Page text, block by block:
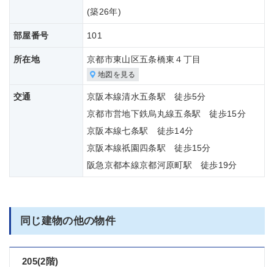
(築26年)
部屋番号 101
所在地 京都市東山区五条橋東４丁目
地図を見る
交通
京阪本線清水五条駅 徒歩5分
京都市営地下鉄烏丸線五条駅 徒歩15分
京阪本線七条駅 徒歩14分
京阪本線祇園四条駅 徒歩15分
阪急京都本線京都河原町駅 徒歩19分
同じ建物の他の物件
205(2階)